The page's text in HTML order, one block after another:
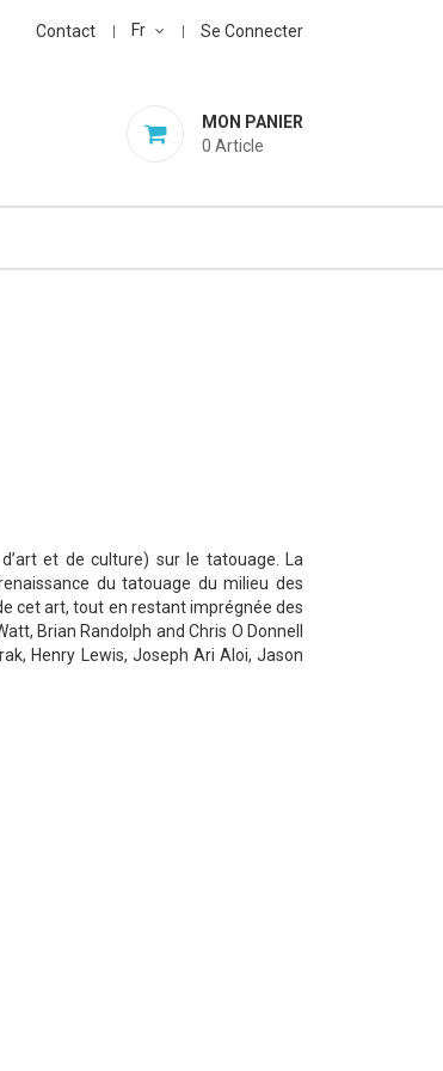
Contact Fr Se Connecter
MON PANIER
0 Article
et de culture) sur le tatouage. La
du tatouage du milieu des
cet art, tout en restant imprégnée des
Brian Randolph and Chris O Donnell
Henry Lewis, Joseph Ari Aloi, Jason